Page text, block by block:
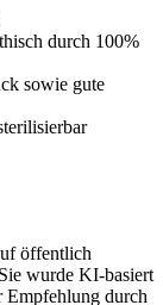
durch 100%
sowie gute
öffentlich
wurde KI-basiert
Empfehlung durch